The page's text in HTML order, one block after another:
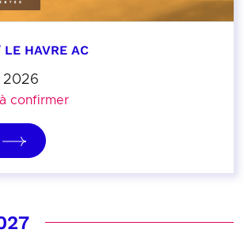
HAVRE AC
2026
confirmer